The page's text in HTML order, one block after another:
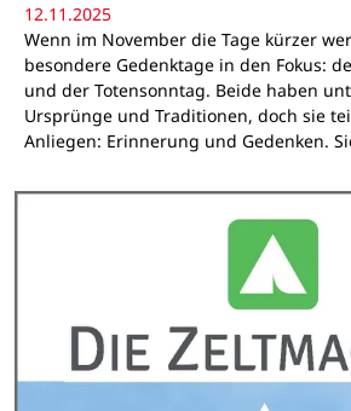
12.11.2025
Wenn im November die Tage kürzer
besondere Gedenktage in den Fokus:
und der Totensonntag. Beide haben
Ursprünge und Traditionen, doch sie
Anliegen: Erinnerung und Gedenken.